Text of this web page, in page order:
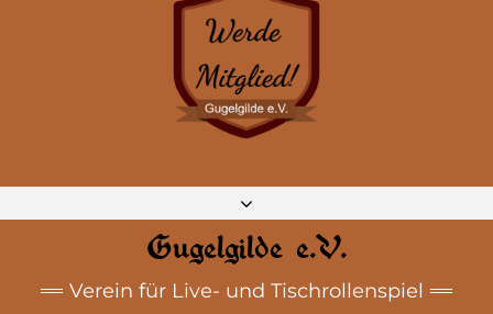
DISCORD
MASTODON
BLUESKY
INSTAGRAM
FACEBOOK
E-MAIL
Gugelgilde e.V.
Verein für Live- und Tischrollenspiel